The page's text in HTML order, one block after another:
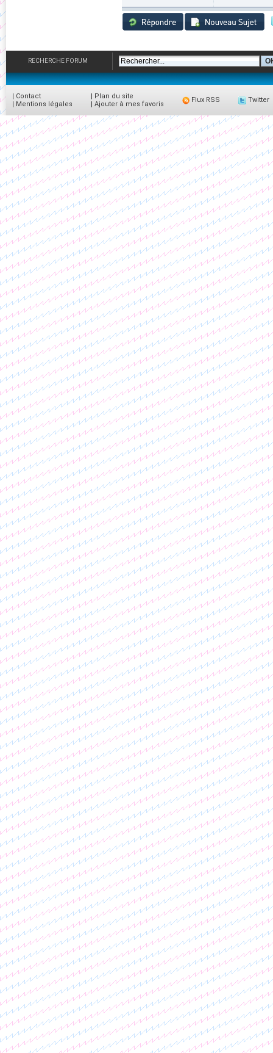
RECHERCHE FORUM
| Contact
| Mentions légales
| Plan du site
| Ajouter à mes favoris
Flux RSS Twitter